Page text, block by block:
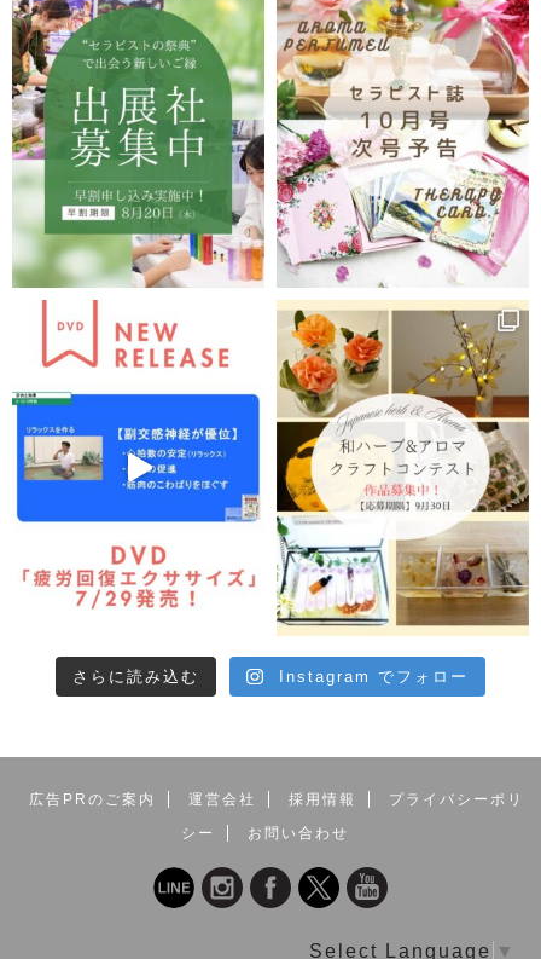
さらに読み込む Instagram でフォロー
広告PRのご案内 運営会社 採用情報
プライバシーポリ
シー
お問い合わせ
Select Language ▼